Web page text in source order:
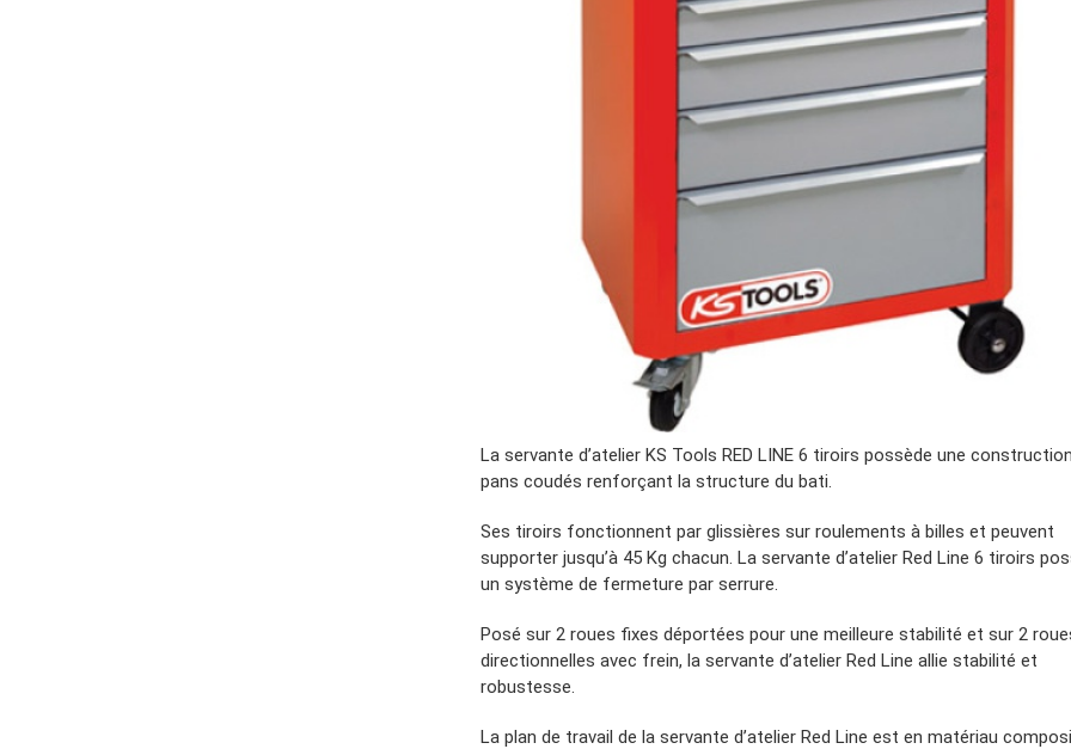
La servante d’atelier KS Tools RED LINE 6 tiroirs possède une
pans coudés renforçant la structure du bati.
Ses tiroirs fonctionnent par glissières sur roulements à billes et peuvent
supporter jusqu’à 45 Kg chacun. La servante d’atelier Red Line 6 tiroirs
un système de fermeture par serrure.
Posé sur 2 roues fixes déportées pour une meilleure stabilité et sur 2
directionnelles avec frein, la servante d’atelier Red Line allie stabilité et
robustesse.
La plan de travail de la servante d’atelier Red Line est en matériau